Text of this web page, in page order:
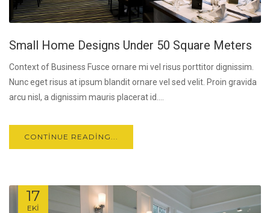
Small Home Designs Under 50 Square Meters
Context of Business Fusce ornare mi vel risus porttitor dignissim.
Nunc eget risus at ipsum blandit ornare vel sed velit. Proin gravida
arcu nisl, a dignissim mauris placerat id....
CONTINUE READING...
17
EKI